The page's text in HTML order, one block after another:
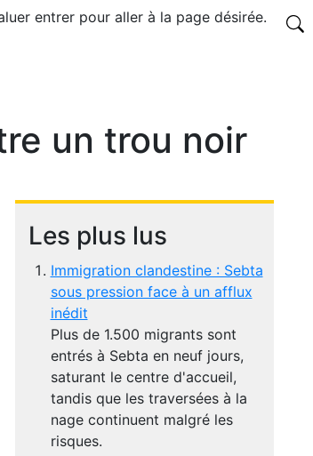
entrer pour aller à la page désirée.
un trou noir
Les plus lus
Immigration clandestine : Sebta
sous pression face à un afflux
inédit
Plus de 1.500 migrants sont
entrés à Sebta en neuf jours,
saturant le centre d'accueil,
tandis que les traversées à la
nage continuent malgré les
risques.